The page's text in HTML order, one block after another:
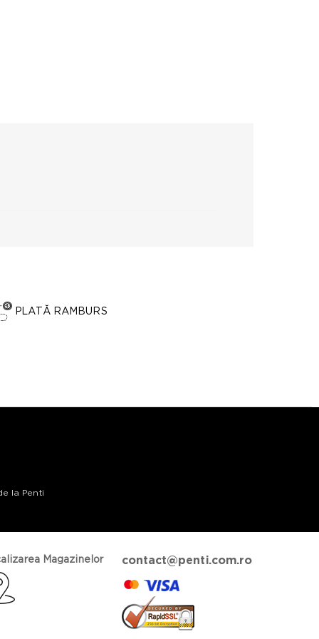
PLATĂ RAMBURS
la Penti
Magazinelor contact@penti.com.ro